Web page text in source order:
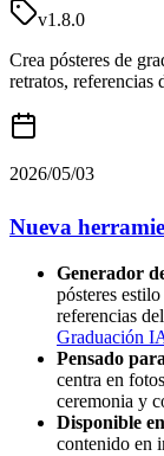
v1.8.0
Crea pósteres de
retratos, referencias
2026/05/03
Nueva
Generador
pósteres
referencias
Graduación
Pensado
centra en
ceremonia y
Disponible
contenido en